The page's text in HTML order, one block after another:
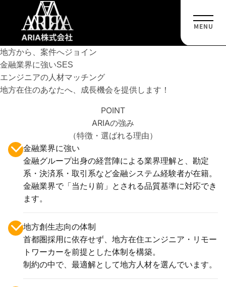
content
MENU
地方から、案件へジョイン
金融業界に強いSES
エンジニアの人材マッチング
地方在住のあなたへ、成長機会を提供します！
POINT
ARIAの強み
（特徴・選ばれる理由）
金融業界に強い
金融グループ出身の経営陣による業界理解と、勘定
系・決済系・取引系など金融システム経験者が在籍。
金融業界で「当たり前」とされる品質基準に対応でき
ます。
地方創生志向の体制
首都圏採用に依存せず、地方在住エンジニア・リモー
トワーカーを前提とした体制を構築。
制約の中で、最適解として地方人材を選んでいます。